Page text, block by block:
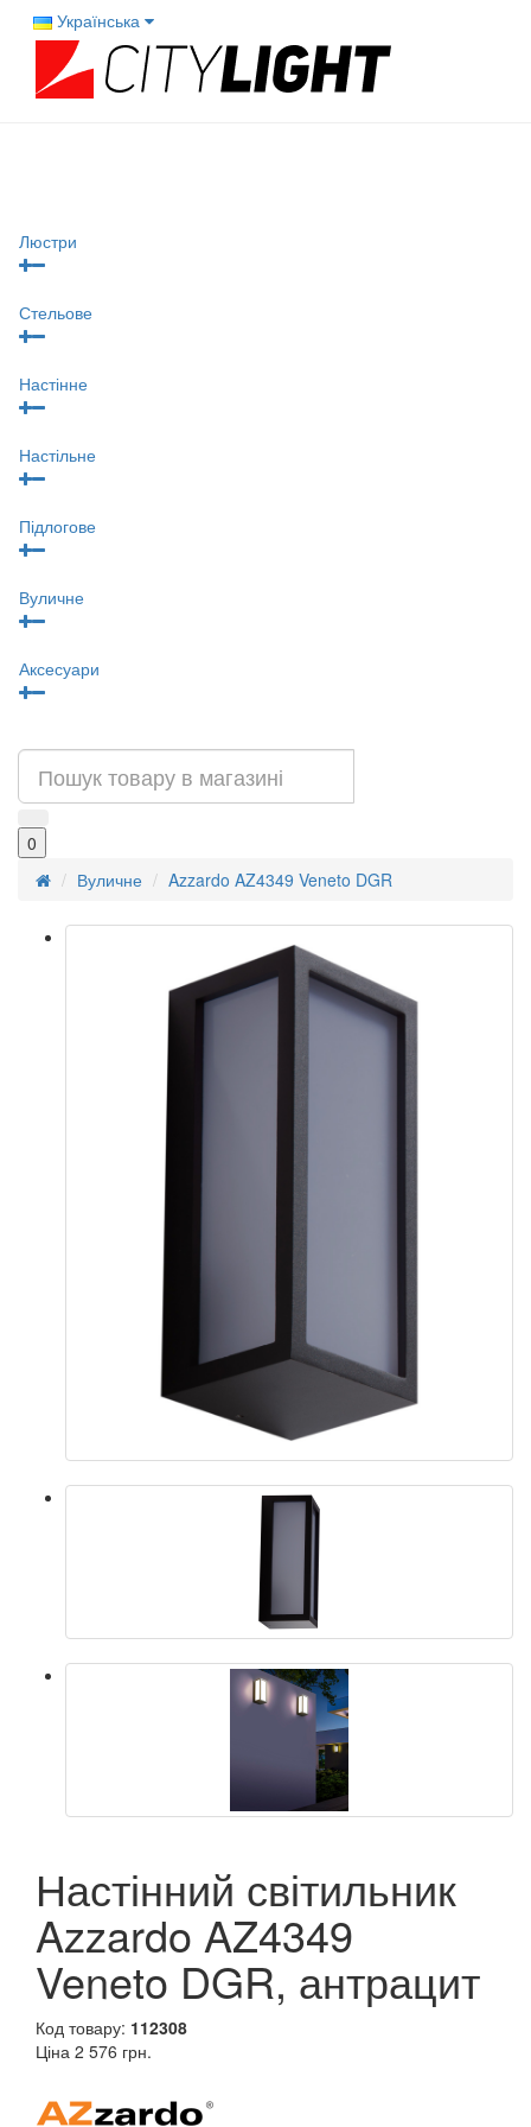
Українська
Люстри
Стельове
Настінне
Настільне
Підлогове
Вуличне
Аксесуари
0
Вуличне
Azzardo AZ4349 Veneto DGR
Настінний світильник
Azzardo AZ4349
Veneto DGR, антрацит
Код товару: 112308
Ціна 2 576 грн.